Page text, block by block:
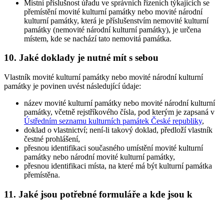
Místní příslušnost úřadu ve správních řízeních týkajících se
přemístění movité kulturní památky nebo movité národní
kulturní památky, která je příslušenstvím nemovité kulturní
památky (nemovité národní kulturní památky), je určena
místem, kde se nachází tato nemovitá památka.
10. Jaké doklady je nutné mít s sebou
Vlastník movité kulturní památky nebo movité národní kulturní
památky je povinen uvést následující údaje:
název movité kulturní památky nebo movité národní kulturní
památky, včetně rejstříkového čísla, pod kterým je zapsaná v
Ústředním seznamu kulturních památek České republiky,
doklad o vlastnictví; není-li takový doklad, předloží vlastník
čestné prohlášení,
přesnou identifikaci současného umístění movité kulturní
památky nebo národní movité kulturní památky,
přesnou identifikaci místa, na které má být kulturní památka
přemístěna.
11. Jaké jsou potřebné formuláře a kde jsou k